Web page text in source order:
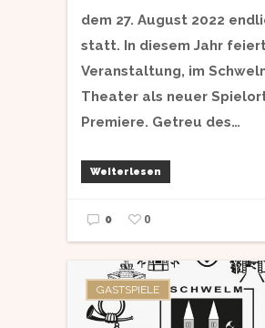
dem 27. August 2022
statt. In diesem Jahr
Veranstaltung, im
Theater als neuer
Premiere. Getreu des…
Weiterlesen
0 0
GASTSPIELE